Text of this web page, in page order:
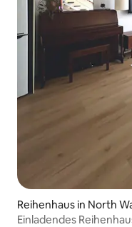
Reihenhaus in North
Einladendes